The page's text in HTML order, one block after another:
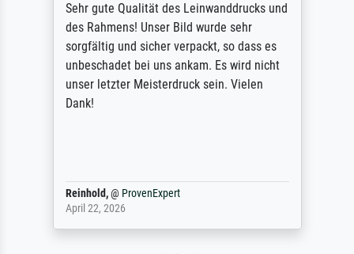
Sehr gute Qualität des Leinwanddrucks und
des Rahmens! Unser Bild wurde sehr
sorgfältig und sicher verpackt, so dass es
unbeschadet bei uns ankam. Es wird nicht
unser letzter Meisterdruck sein. Vielen
Dank!
Reinhold,@ ProvenExpert
April 22, 2026